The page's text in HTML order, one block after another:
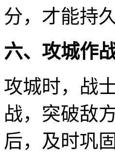
分，才能持
六、攻城作
攻城时，战
战，突破敌
后，及时巩